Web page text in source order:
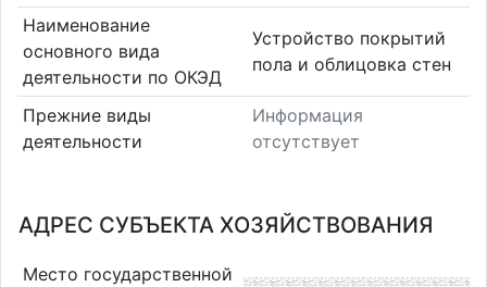
Наименование
основного вида
деятельности по ОКЭД
Устройство покрытий
пола и облицовка стен
Прежние виды
деятельности
Информация
отсутствует
АДРЕС СУБЪЕКТА ХОЗЯЙСТВОВАНИЯ
Место государственной